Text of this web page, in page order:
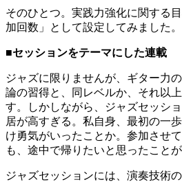
そのひとつ。実践力強化に関する
加回数」として設定してみました。
■セッションをテーマにした連載
ジャズに限りませんが、ギター力
論の習得と、同レベルか、それ以
す。しかしながら、ジャズセッシ
居が高すぎる。私自身、最初の一
け勇気がいったことか。参加させ
も、途中で帰りたいと思ったこと
ジャズセッションには、演奏技術